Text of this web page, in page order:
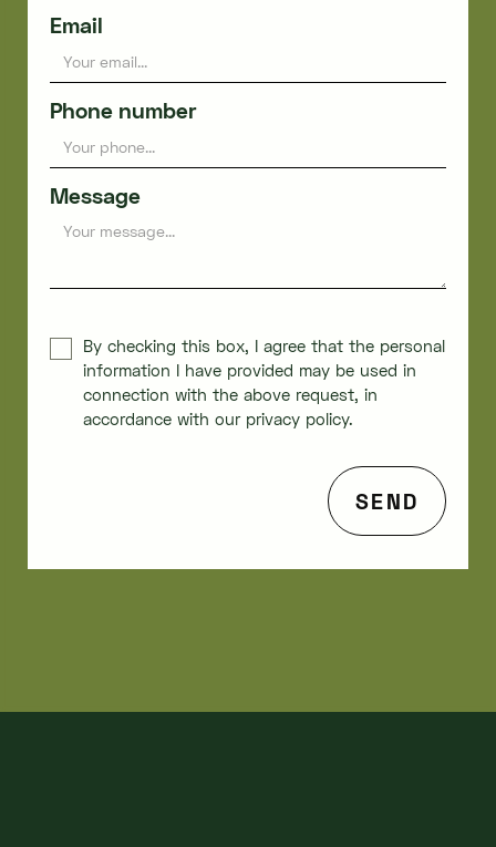
Email
Phone number
Message
By checking this box, I agree that the personal
information I have provided may be used in
connection with the above request, in
accordance with our privacy policy.